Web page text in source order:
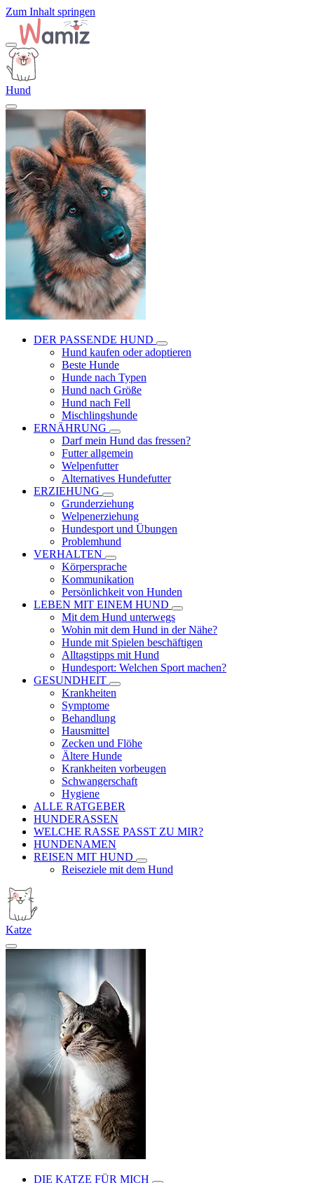
Zum Inhalt springen
Hund
DER PASSENDE HUND
Hund kaufen oder adoptieren
Beste Hunde
Hunde nach Typen
Hund nach Größe
Hund nach Fell
Mischlingshunde
ERNÄHRUNG
Darf mein Hund das fressen?
Futter allgemein
Welpenfutter
Alternatives Hundefutter
ERZIEHUNG
Grunderziehung
Welpenerziehung
Hundesport und Übungen
Problemhund
VERHALTEN
Körpersprache
Kommunikation
Persönlichkeit von Hunden
LEBEN MIT EINEM HUND
Mit dem Hund unterwegs
Wohin mit dem Hund in der Nähe?
Hunde mit Spielen beschäftigen
Alltagstipps mit Hund
Hundesport: Welchen Sport machen?
GESUNDHEIT
Krankheiten
Symptome
Behandlung
Hausmittel
Zecken und Flöhe
Ältere Hunde
Krankheiten vorbeugen
Schwangerschaft
Hygiene
ALLE RATGEBER
HUNDERASSEN
WELCHE RASSE PASST ZU MIR?
HUNDENAMEN
REISEN MIT HUND
Reiseziele mit dem Hund
Katze
DIE KATZE FÜR MICH